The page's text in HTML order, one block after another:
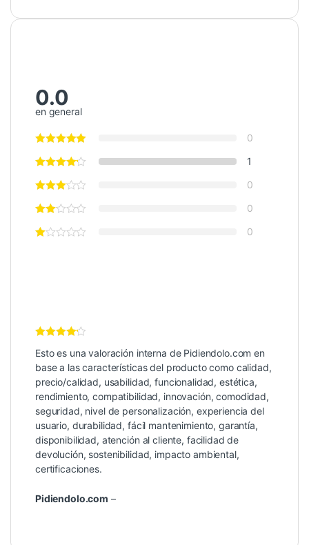
0.0
en general
0
1
0
0
0
Interna4
de 5
Esto es una valoración interna de Pidiendolo.com en
base a las características del producto como calidad,
precio/calidad, usabilidad, funcionalidad, estética,
rendimiento, compatibilidad, innovación, comodidad,
seguridad, nivel de personalización, experiencia del
usuario, durabilidad, fácil mantenimiento, garantía,
disponibilidad, atención al cliente, facilidad de
devolución, sostenibilidad, impacto ambiental,
certificaciones.
Pidiendolo.com –